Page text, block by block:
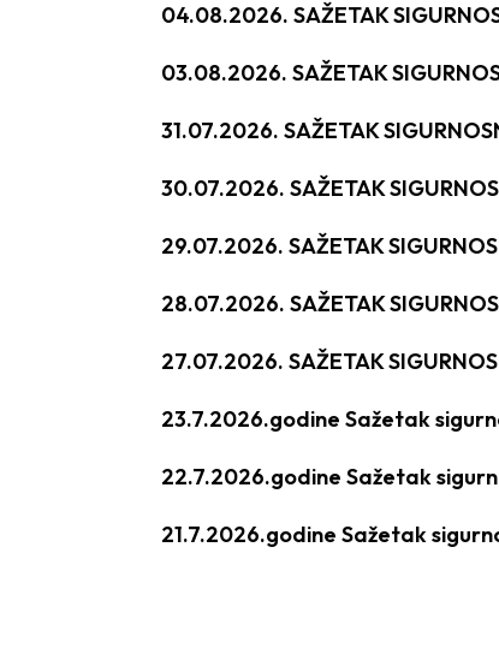
04.08.2026. SAŽETAK
03.08.2026. SAŽETAK
31.07.2026. SAŽETAK
30.07.2026. SAŽETAK
29.07.2026. SAŽETAK
28.07.2026. SAŽETAK
27.07.2026. SAŽETAK
23.7.2026.godine Sažetak
22.7.2026.godine Sažetak
21.7.2026.godine Sažetak